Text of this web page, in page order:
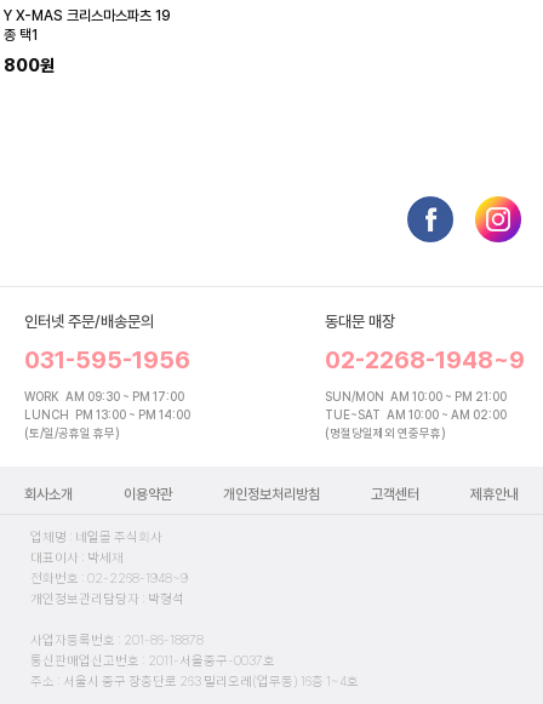
Y X-MAS 크리스마스파츠 19
종 택1
800원
인터넷 주문/배송문의
031-595-1956
WORK AM 09:30 ~ PM 17:00
LUNCH PM 13:00 ~ PM 14:00
(토/일/공휴일 휴무)
동대문 매장
02-2268-1948~9
SUN/MON AM 10:00 ~ PM 21:00
TUE~SAT AM 10:00 ~ AM 02:00
(명절당일제외 연중무휴)
회사소개 이용약관 개인정보처리방침 고객센터 제휴안내
업체명 : 네일몰 주식회사
대표이사 : 박세재
전화번호 : 02-2268-1948~9
개인정보관리담당자 : 박형석
사업자등록번호 : 201-86-18878
통신판매업신고번호 : 2011-서울중구-0037호
주소 : 서울시 중구 장충단로 263 밀리오레(업무동) 16층 1~4호